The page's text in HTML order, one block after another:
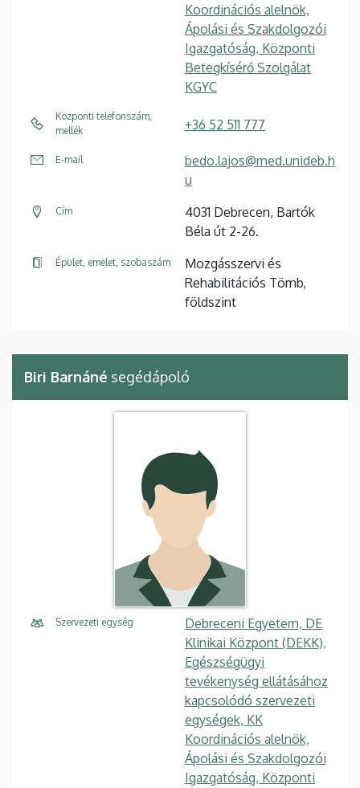
Koordinációs alelnök,
Ápolási és Szakdolgozói
Igazgatóság, Központi
Betegkísérő Szolgálat
KGYC
Központi telefonszám,
mellék
+36 52 511 777
E-mail
bedo.lajos@med.unideb.h
u
Cím
4031 Debrecen, Bartók
Béla út 2-26.
Épület, emelet, szobaszám
Mozgásszervi és
Rehabilitációs Tömb,
földszint
Biri Barnáné segédápoló
Szervezeti egység
Debreceni Egyetem, DE
Klinikai Központ (DEKK),
Egészségügyi
tevékenység ellátásához
kapcsolódó szervezeti
egységek, KK
Koordinációs alelnök,
Ápolási és Szakdolgozói
Igazgatóság, Központi